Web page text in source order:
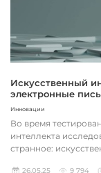
Искусственный
электронные
Инновации
Во время
интеллекта
странное:
26.05.25 9 794